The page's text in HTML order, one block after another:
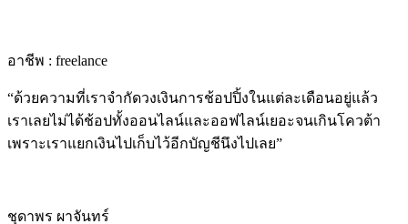
อาชีพ : freelance
“ด้วยความที่เราจำกัดวงเงินการช้อปปิ้งในแต่ละเดือนอยู่แล้ว
เราเลยไม่ได้ช้อปทั้งออนไลน์และออฟไลน์เยอะจนเกินโควต้า
เพราะเราแยกเงินไปเก็บไว้อีกบัญชีนึงไปเลย”
ชุดาพร ผาจันทร์